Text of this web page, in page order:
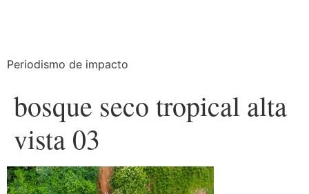
Periodismo de impacto
bosque seco tropical alta
vista 03